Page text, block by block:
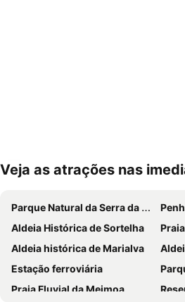
Ampliar mapa
Veja as atrações nas
Parque Natural da Serra da Estrela
Aldeia Histórica de Sortelha
Aldeia histórica de Marialva
Estação ferroviária
Parque
Praia Fluvial da Meimoa